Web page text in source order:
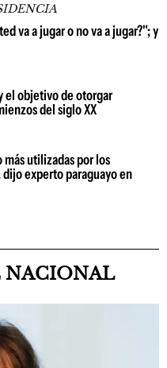
va a jugar o no va a jugar?"; y
el objetivo de otorgar
del siglo XX
utilizadas por los
experto paraguayo en
NACIONAL